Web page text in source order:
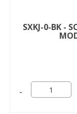
SXKJ-0-BK -
-